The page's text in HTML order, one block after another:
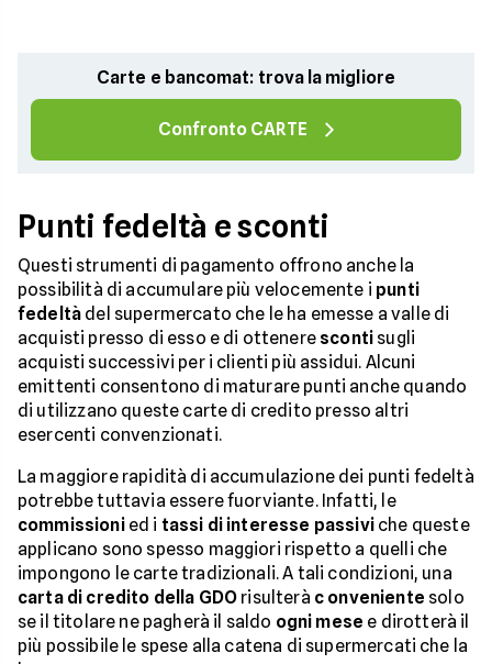
Carte e bancomat: trova la migliore
Confronto CARTE
Punti fedeltà e sconti
Questi strumenti di pagamento offrono anche la
possibilità di accumulare più velocemente i punti
fedeltà del supermercato che le ha emesse a valle di
acquisti presso di esso e di ottenere sconti sugli
acquisti successivi per i clienti più assidui. Alcuni
emittenti consentono di maturare punti anche quando
di utilizzano queste carte di credito presso altri
esercenti convenzionati.
La maggiore rapidità di accumulazione dei punti fedeltà
potrebbe tuttavia essere fuorviante. Infatti, le
commissionied i tassi di interesse passiviche queste
applicano sono spesso maggiori rispetto a quelli che
impongono le carte tradizionali. A tali condizioni, una
carta di credito della GDO risulterà c onveniente solo
se il titolare ne pagherà il saldo ogni mese e dirotterà il
più possibile le spese alla catena di supermercati che la